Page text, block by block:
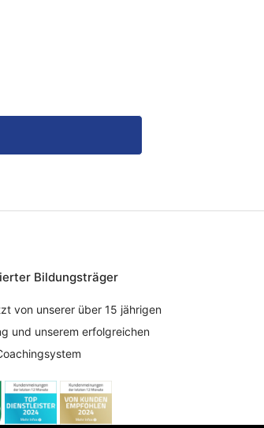
Bildungsträger
von unserer über 15 jährigen
und unserem erfolgreichen